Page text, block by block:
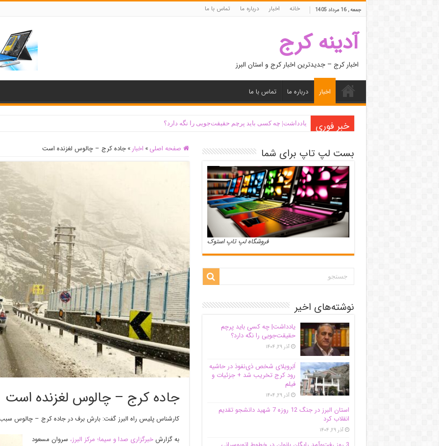
جمعه , 16 مرداد 1405 خانه اخبار درباره ما تماس با ما
آدینه کرج
اخبار کرج – جدیدترین اخبار کرج و استان البرز
اخبار درباره ما تماس با ما
خبر فوری یادداشت| ‌چه کسی باید پرچم حقیقت‌جویی را نگه دارد؟
صفحه اصلی » اخبار » جاده کرج – چالوس لغزنده است
جاده کرج – چالوس لغزنده است
کارشناس پلیس راه البرز گفت: بارش برف در جاده کرج – چالوس
به گزارشخبرگزاری صدا و سیما؛ مرکز البرز، سروان مسعود
بست لپ تاپ برای شما
فروشگاه لپ تاپ استوک
نوشته‌های اخیر
یادداشت| ‌چه کسی باید پرچم
حقیقت‌جویی را نگه دارد؟
آذر ۲۹, ۱۴۰۴
اَبَر‌ویلای شخص ذی‌نفوذ در حاشیه‌
رود کرج تخریب شد + جزئیات و
فیلم
آذر ۲۹, ۱۴۰۴
استان البرز در جنگ 12 روزه 7 شهید دانشجو تقدیم
انقلاب کرد
آذر ۲۹, ۱۴۰۴